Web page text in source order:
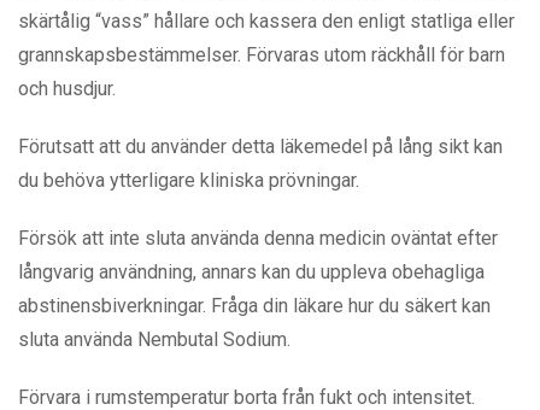
skärtålig “vass” hållare och kassera den enligt statliga eller
grannskapsbestämmelser. Förvaras utom räckhåll för barn
och husdjur.
Förutsatt att du använder detta läkemedel på lång sikt kan
du behöva ytterligare kliniska prövningar.
Försök att inte sluta använda denna medicin oväntat efter
långvarig användning, annars kan du uppleva obehagliga
abstinensbiverkningar. Fråga din läkare hur du säkert kan
sluta använda Nembutal Sodium.
Förvara i rumstemperatur borta från fukt och intensitet.